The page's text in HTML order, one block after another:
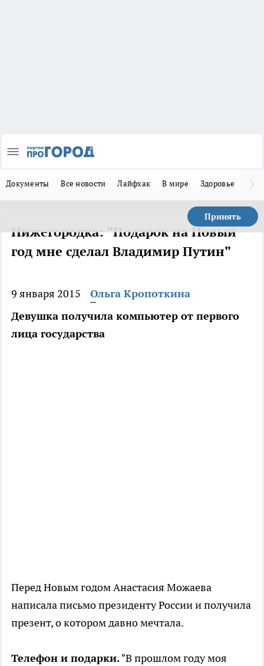
Документы Все новости Лайфхак В мире Здоровье
Принять
Нижегородка: "Подарок на Новый
год мне сделал Владимир Путин"
9 января 2015
Ольга Кропоткина
Девушка получила компьютер от первого
лица государства
Перед Новым годом Анастасия Можаева
написала письмо президенту России и получила
презент, о котором давно мечтала.
Телефон и подарки."В прошлом году моя